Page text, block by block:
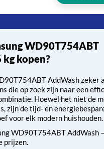
kopen?
AddWash zeker
die op zoek zijn naar een
Hoewel het niet de
zijn de tijd- en
voor elk modern huishouden.
WD90T754ABT AddWash
prijzen.